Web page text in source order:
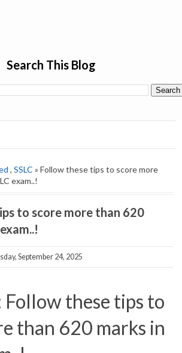
Search This Blog
, SSLC » Follow these tips to score more
exam..!
to score more than 620
September 24, 2025
Follow these tips to
than 620 marks in